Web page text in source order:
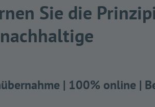
Sie die
| 100% online |